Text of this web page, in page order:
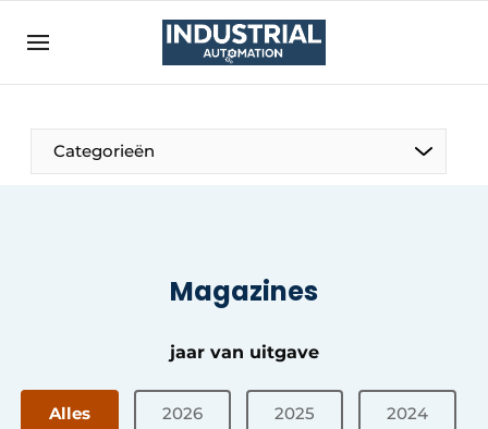
Aanmelden
Bedrijven
Bedrijven
Eigen content aanleveren
Meest gelezen
Categorieën
Magazines
jaar van uitgave
Alles 2026 2025 2024